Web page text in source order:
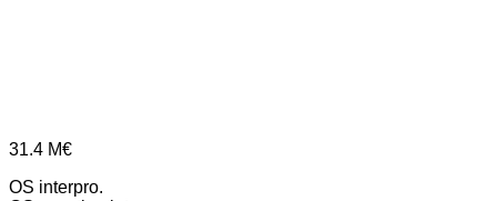
31.4 M€
OS interpro.